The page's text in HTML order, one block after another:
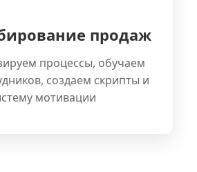
продаж
процессы, обучаем
создаем скрипты и
мотивации